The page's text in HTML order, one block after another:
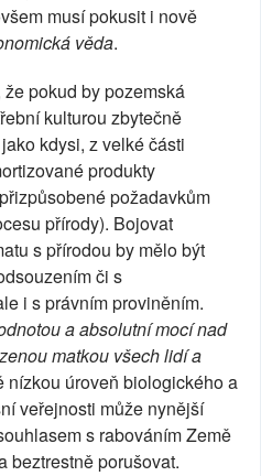
musí pokusit i nově
věda.
pokud by pozemská
kulturou zbytečně
kdysi, z velké části
produkty
požadavkům
přírody). Bojovat
s přírodou by mělo být
či s
i s právním proviněním.
a absolutní mocí nad
matkou všech lidí a
nízkou úroveň biologického a
veřejnosti může nynější
s rabováním Země
beztrestně porušovat.